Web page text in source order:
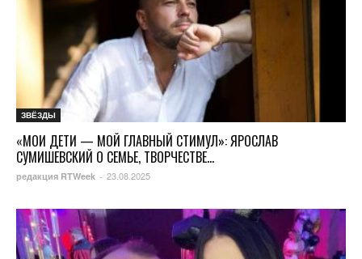
ЗВЁЗДЫ
«МОИ ДЕТИ — МОЙ ГЛАВНЫЙ СТИМУЛ»: ЯРОСЛАВ
СУМИШЕВСКИЙ О СЕМЬЕ, ТВОРЧЕСТВЕ...
редакция RTWeek - 23.08.2025